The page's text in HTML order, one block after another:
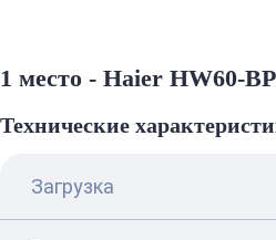
1 место - Haier HW60-
Технические
Загрузка